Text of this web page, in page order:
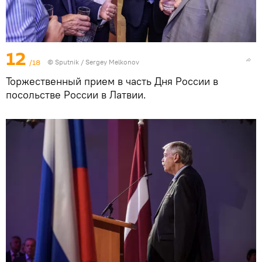
12 /18 © Sputnik / Sergey Melkonov
Торжественный прием в часть Дня России в
посольстве России в Латвии.